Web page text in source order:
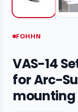
FOHHN
VAS-14
for Arc-